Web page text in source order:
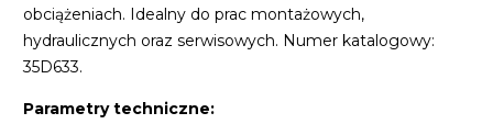
obciążeniach. Idealny do prac montażowych,
hydraulicznych oraz serwisowych. Numer katalogowy:
35D633.
Parametry techniczne: